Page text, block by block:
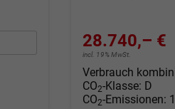
28.740,– €
incl. 19% MwSt.
Verbrauch
CO2-Klasse: D
CO2-Emissionen: